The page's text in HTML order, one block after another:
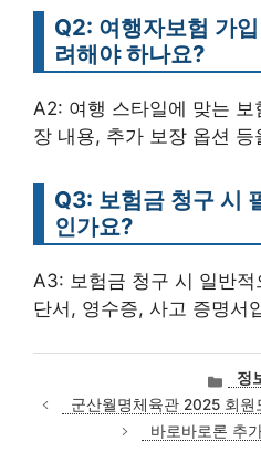
Q2: 여행자보험 가
려해야 하나요?
A2: 여행 스타일에 맞는
장 내용, 추가 보장 옵션
Q3: 보험금 청구 시
인가요?
A3: 보험금 청구 시 일반
단서, 영수증, 사고 증명서
카
테
고
리
정
군산월명체육관 2025 회
바로바로론 추